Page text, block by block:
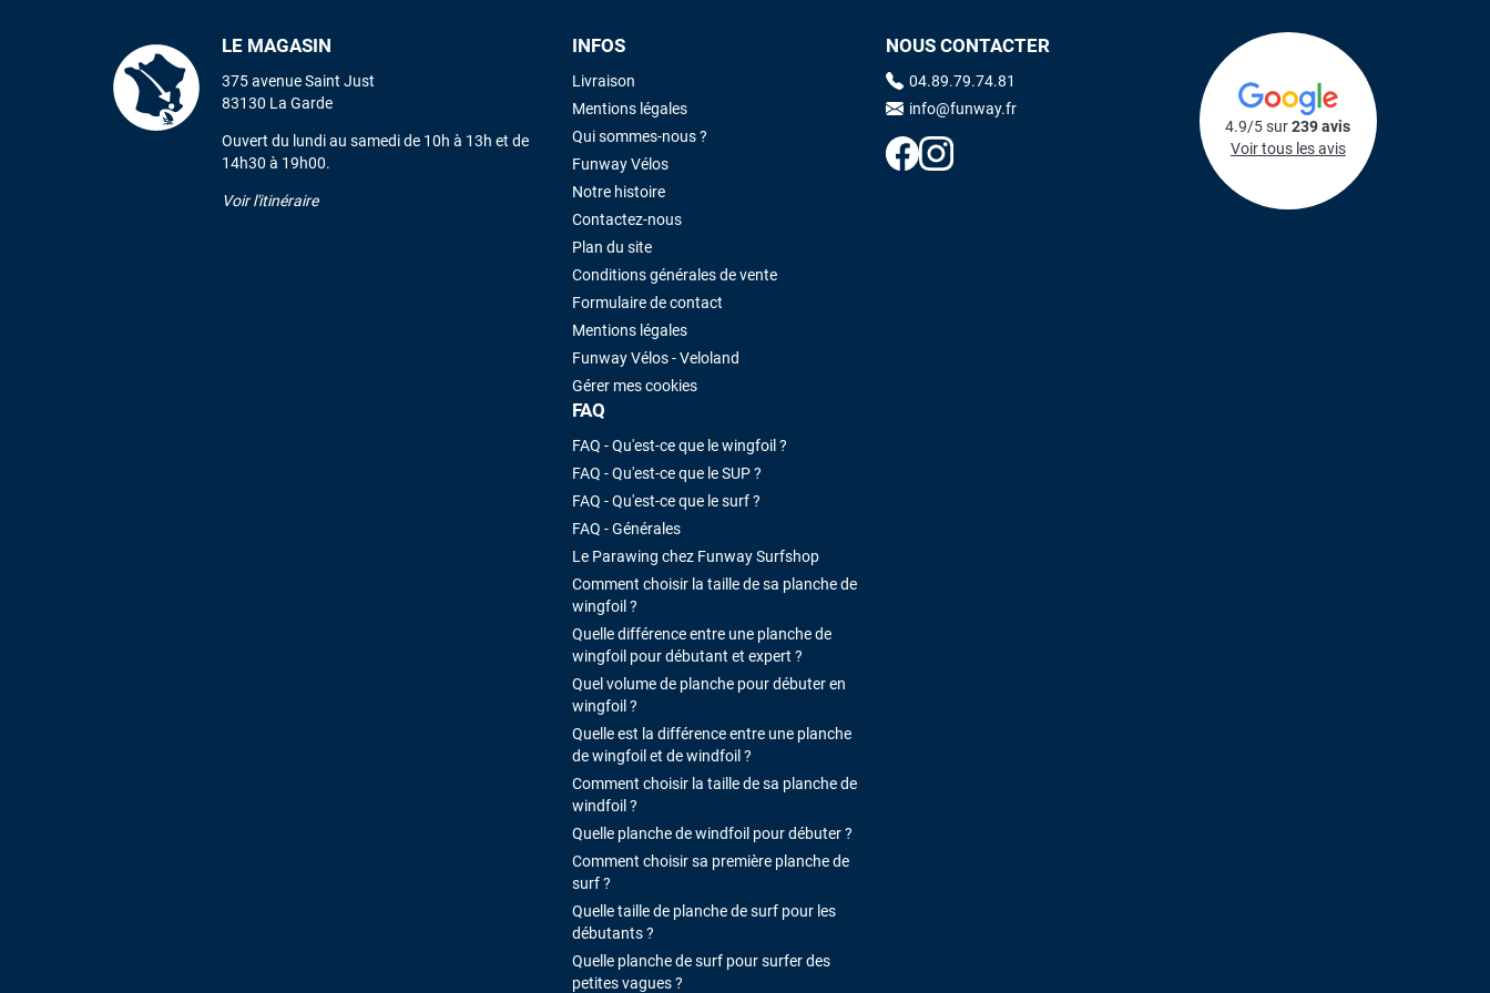
LE MAGASIN
375 avenue Saint Just
83130 La Garde
Ouvert du lundi au samedi de 10h à 13h et de
14h30 à 19h00.
Voir l'itinéraire
INFOS
Livraison
Mentions légales
Qui sommes-nous ?
Funway Vélos
Notre histoire
Contactez-nous
Plan du site
Conditions générales de vente
Formulaire de contact
Mentions légales
Funway Vélos - Veloland
Gérer mes cookies
FAQ
FAQ - Qu'est-ce que le wingfoil ?
FAQ - Qu'est-ce que le SUP ?
FAQ - Qu'est-ce que le surf ?
FAQ - Générales
Le Parawing chez Funway Surfshop
Comment choisir la taille de sa planche de
wingfoil ?
Quelle différence entre une planche de
wingfoil pour débutant et expert ?
Quel volume de planche pour débuter en
wingfoil ?
Quelle est la différence entre une planche
de wingfoil et de windfoil ?
Comment choisir la taille de sa planche de
windfoil ?
Quelle planche de windfoil pour débuter ?
Comment choisir sa première planche de
surf ?
Quelle taille de planche de surf pour les
débutants ?
Quelle planche de surf pour surfer des
petites vagues ?
NOUS CONTACTER
04.89.79.74.81
info@funway.fr
4.9/5 sur239 avis
Voir tous les avis
Maronui RICHMOND
il y a 3 mois
J'ai acheté une voile d'occasion depuis Tahiti. Super service. L'envoi a
été rapide. La voile est arrivée en super état. Mauruuru roa.
VOIR TOUS LES AVIS